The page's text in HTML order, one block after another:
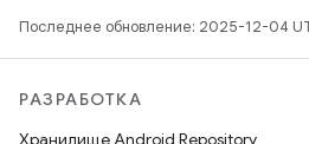
Последнее обновление: 2025-12-04
РАЗРАБОТКА
Хранилище Android Repository